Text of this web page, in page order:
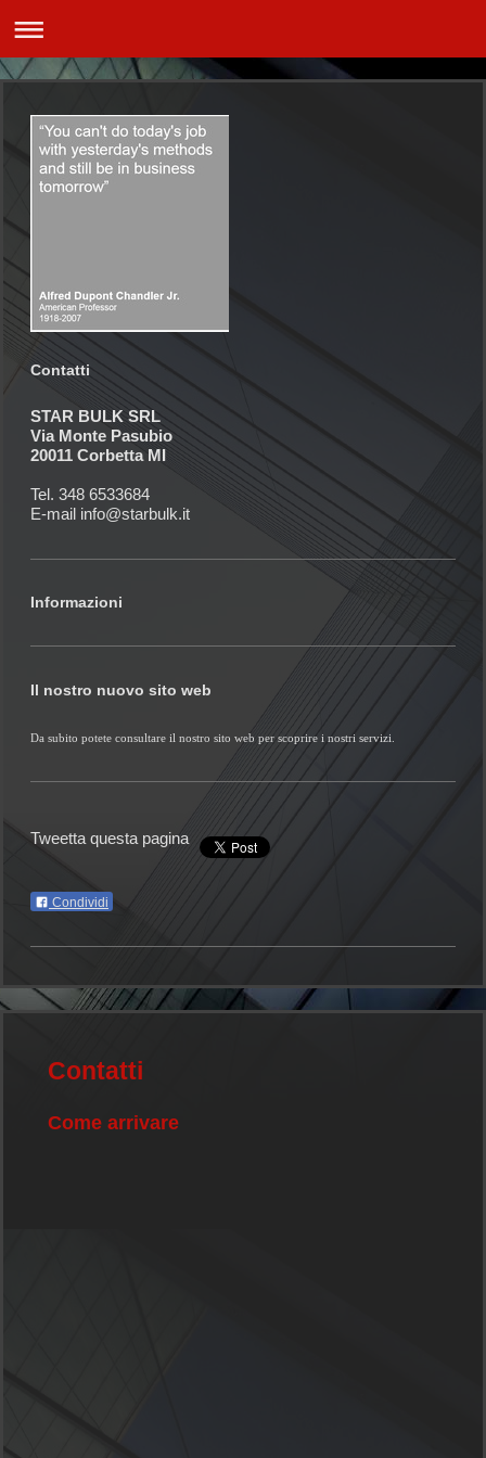
Contatti
STAR BULK SRL
Via Monte Pasubio
20011 Corbetta MI
Tel. 348 6533684
E-mail info@starbulk.it
Informazioni
Il nostro nuovo sito web
Da subito potete consultare il nostro sito web per scoprire i nostri servizi.
Tweetta questa pagina
Condividi
Contatti
Come arrivare